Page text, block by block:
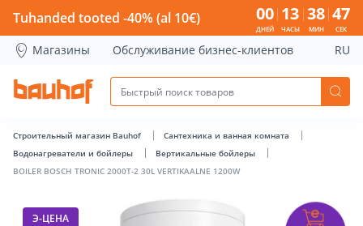
BOILER BOSCH TRONIC 2000T-2 30L VERTIKAALNE 1200W
Tuhanded tooted -40% (al 10€) 00
ДНЕЙ
13
ЧАСЫ
38
МИН
46
СЕК
Магазины Обслуживание бизнес-клиентов RU
Строительный магазин Bauhof
Сантехника и ванная комната
Водонагреватели и бойлеры
Вертикальные бойлеры
BOILER BOSCH TRONIC 2000T-2 30L VERTIKAALNE 1200W
Э-ЦЕНА